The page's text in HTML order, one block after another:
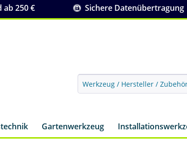
250 € Sichere Datenübertragung
Gartenwerkzeug